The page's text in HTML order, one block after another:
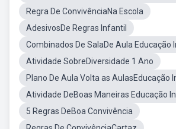
Regra De ConvivênciaNa Escola
AdesivosDe Regras Infantil
Combinados De SalaDe Aula Educação
Atividade SobreDiversidade 1 Ano
Plano De Aula Volta as AulasEducação
Atividade DeBoas Maneiras Educação
5 Regras DeBoa Convivência